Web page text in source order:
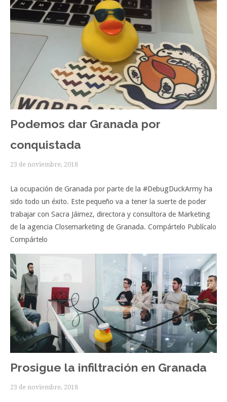
Podemos dar Granada por
conquistada
23 de noviembre, 2018
La ocupación de Granada por parte de la #DebugDuckArmy ha
sido todo un éxito. Este pequeño va a tener la suerte de poder
trabajar con Sacra Jáimez, directora y consultora de Marketing
de la agencia Closemarketing de Granada. Compártelo Publícalo
Compártelo
Prosigue la infiltración en Granada
23 de noviembre, 2018